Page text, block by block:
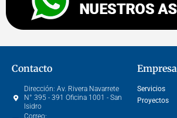
Contacto
Dirección: Av. Rivera Navarrete
N° 395 - 391 Oficina 1001 - San
Isidro
Correo:
Empresa
Servicios
Proyectos